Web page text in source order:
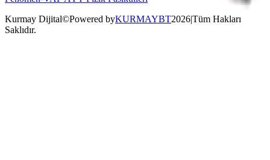
Kurmay Dijital©Powered byKURMAYBT2026|Tüm Hakları
Saklıdır.